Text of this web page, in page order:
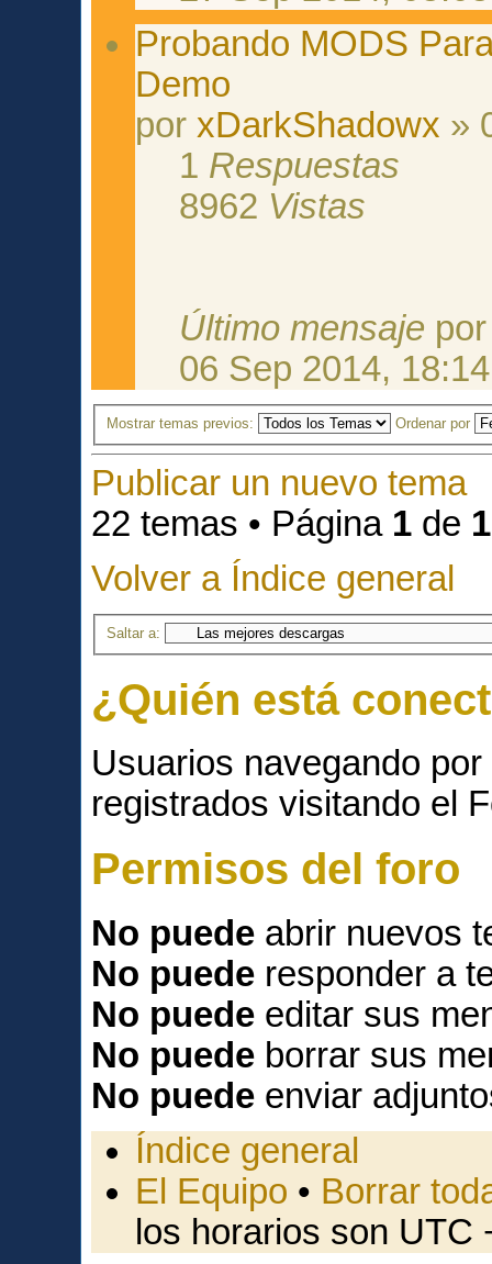
Probando MODS
Demo
por xDarkShadowx »
1 Respuestas
8962 Vistas
Último mensaje
06 Sep 2014, 18:14
Mostrar temas previos: Ordenar por
Publicar un nuevo tema
22 temas • Página 1 de 1
Volver a Índice general
Saltar a:
¿Quién está
Usuarios navegando
registrados visitando el
Permisos del foro
No puede abrir nuevos
No puede responder a
No puede editar sus
No puede borrar sus
No puede enviar
Índice general
El Equipo • Borrar
los horarios son UTC